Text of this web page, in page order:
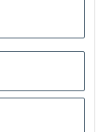
byJTL-Shop|